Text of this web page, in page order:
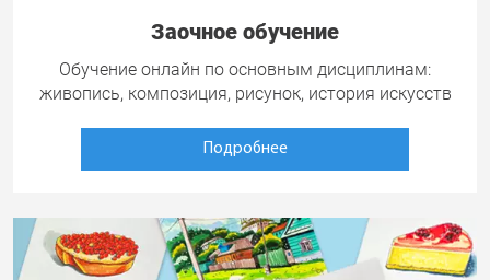
Заочное обучение
Обучение онлайн по основным дисциплинам:
живопись, композиция, рисунок, история искусств
Подробнее